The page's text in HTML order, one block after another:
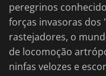
peregrinos
forças invasoras dos
rastejadores, o
de locomoção
ninfas velozes e